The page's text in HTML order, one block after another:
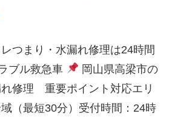
つまり・水漏れ修理は24時間
ブル救急車
岡山県高梁市の
れ修理 重要ポイント対応エリ
（最短30分）受付時間：24時